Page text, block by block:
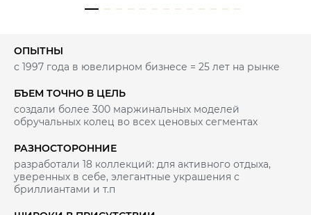
ОПЫТНЫ
с 1997 года в ювелирном бизнесе = 25 лет на рынке
БЪЕМ ТОЧНО В ЦЕЛЬ
создали более 300 маржинальных моделей
обручальных колец во всех ценовых сегментах
РАЗНОСТОРОННИЕ
разработали 18 коллекций: для активного отдыха,
уверенных в себе, элегантные украшения с
бриллиантами и т.п